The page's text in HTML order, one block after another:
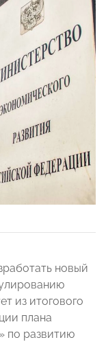
новый
из итогового
плана
по развитию